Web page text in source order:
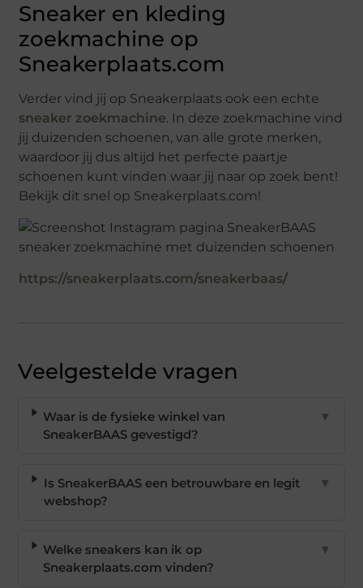
Sneaker en kleding
zoekmachine op
Sneakerplaats.com
Verder vind jij op Sneakerplaats ook een echte
sneaker zoekmachine. In deze zoekmachine vind
jij duizenden schoenen, van alle grote merken,
waardoor jij dus altijd het perfecte paartje
schoenen kunt vinden waar jij naar op zoek bent!
Bekijk dit snel op Sneakerplaats.com!
https://sneakerplaats.com/sneakerbaas/
Veelgestelde vragen
Waar is de fysieke winkel van
SneakerBAAS gevestigd?
▼
Is SneakerBAAS een betrouwbare en legit
webshop?
▼
Welke sneakers kan ik op
Sneakerplaats.com vinden?
▼